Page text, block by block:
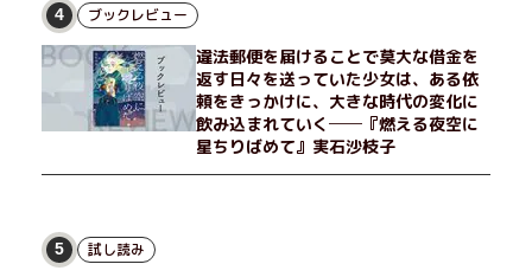
恵弥は、まるで影のような存在の博士とまみえることはできるの
か？ そして、唄の歌詞「かたむくマリア」に込められた秘密と
は？ 謎めいたラストが鮮烈な余韻を残すシリーズ第四作！
4 ブックレビュー
違法郵便を届けることで莫大な借金を
返す日々を送っていた少女は、ある依
頼をきっかけに、大きな時代の変化に
飲み込まれていく──『燃える夜空に
星ちりばめて』実石沙枝子
5 試し読み